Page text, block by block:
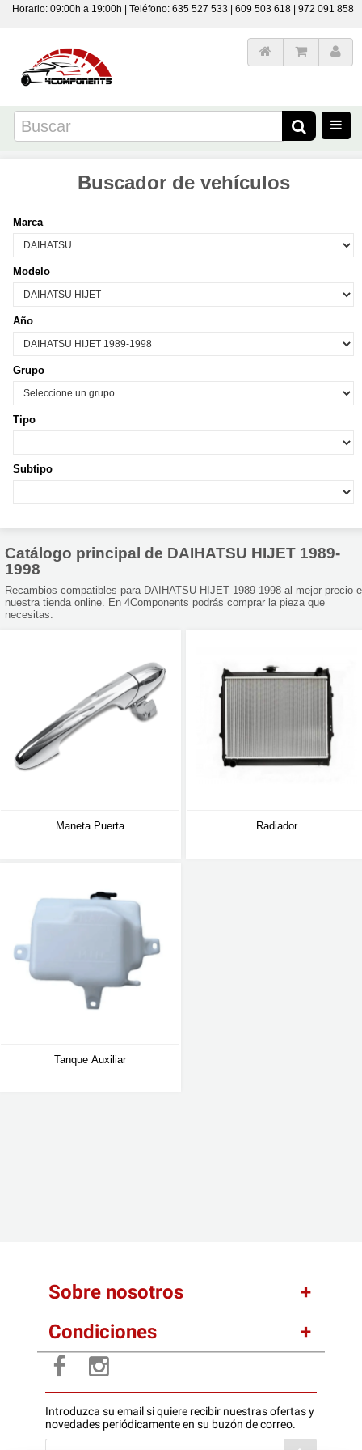
Horario: 09:00h a 19:00h | Teléfono: 635 527 533 | 609 503 618 | 972 091 858
Buscador de vehículos
Marca
Modelo
Año
Grupo
Tipo
Subtipo
Catálogo principal de DAIHATSU HIJET 1989-
1998
Recambios compatibles para DAIHATSU HIJET 1989-1998 al mejor precio
nuestra tienda online. En 4Components podrás comprar la pieza que
necesitas.
Maneta Puerta Radiador
Tanque Auxiliar
Sobre nosotros
Condiciones
Introduzca su email si quiere recibir nuestras ofertas y
novedades periódicamente en su buzón de correo.